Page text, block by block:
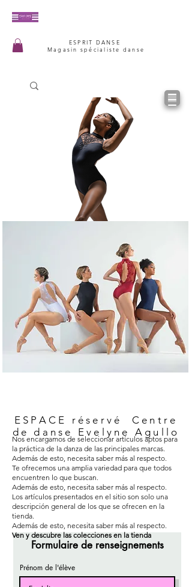
ESPRIT DANSE
Magasin spécialiste danse
ESPACE réservé Centre
de danse Evelyne Agullo
Formulaire de renseignements
Prénom de l'élève
Nos encargamos de seleccionar artículos aptos para
la práctica de la danza de las principales marcas.
Además de esto, necesita saber más al respecto.
Te ofrecemos una amplia variedad para que todos
encuentren lo que buscan.
Además de esto, necesita saber más al respecto.
Los artículos presentados en el sitio son solo una
descripción general de los que se ofrecen en la
tienda.
Además de esto, necesita saber más al respecto.
Ven y descubre las colecciones en la tienda